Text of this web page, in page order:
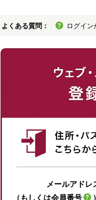
よくある質問： ログイ
メールアドレ
（もしくは会員番号
）